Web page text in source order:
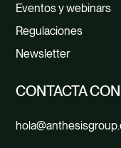
Eventos y webinars
Regulaciones
Newsletter
CONTACTA